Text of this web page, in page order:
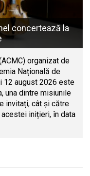
concertează la
organizat de
Națională de
12 august 2026 este
una dintre misiunile
invitați, cât și către
inițieri, în data